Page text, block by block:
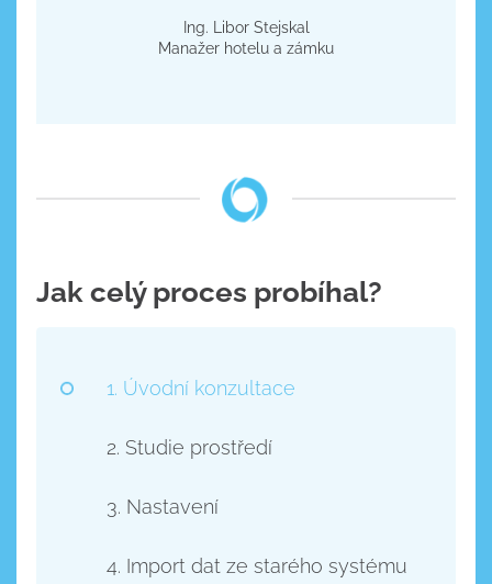
​Ing. Libor Stejskal
Manažer hotelu a zámku
Jak celý proces probíhal?
1. Úvodní konzultace
2. Studie prostředí
3. Nastavení
4. Import dat ze starého systému